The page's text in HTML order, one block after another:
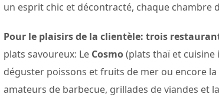
un esprit chic et décontracté, chaque
Pour le plaisirs de la clientèle: trois
plats savoureux: Le Cosmo(plats thaï et
déguster poissons et fruits de mer ou encore
amateurs de barbecue, grillades de viandes et